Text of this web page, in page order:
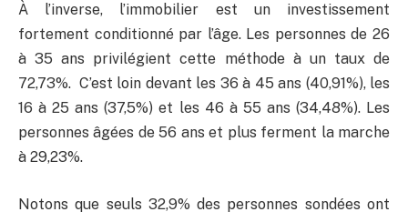
À l’inverse, l’immobilier est un investissement
fortement conditionné par l’âge. Les personnes de 26
à 35 ans privilégient cette méthode à un taux de
72,73%. C’est loin devant les 36 à 45 ans (40,91%), les
16 à 25 ans (37,5%) et les 46 à 55 ans (34,48%). Les
personnes âgées de 56 ans et plus ferment la marche
à 29,23%.
Notons que seuls 32,9% des personnes sondées ont